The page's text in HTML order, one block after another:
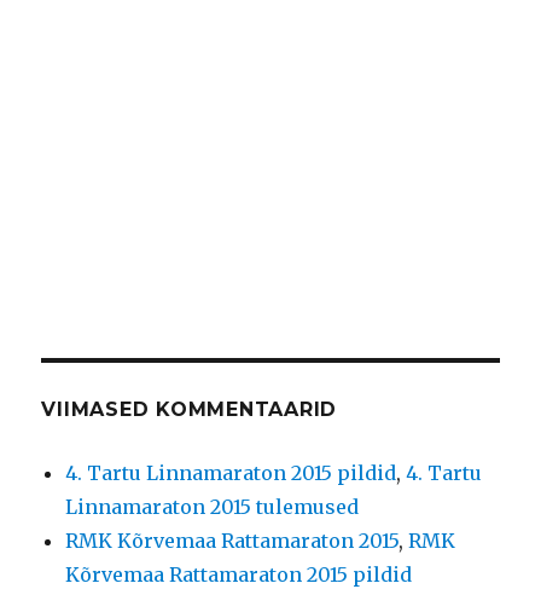
VIIMASED KOMMENTAARID
4. Tartu Linnamaraton 2015 pildid,4. Tartu
Linnamaraton 2015 tulemused
RMK Kõrvemaa Rattamaraton 2015,RMK
Kõrvemaa Rattamaraton 2015 pildid